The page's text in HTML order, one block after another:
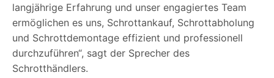
langjährige Erfahrung und unser engagiertes Team
ermöglichen es uns, Schrottankauf, Schrottabholung
und Schrottdemontage effizient und professionell
durchzuführen“, sagt der Sprecher des
Schrotthändlers.